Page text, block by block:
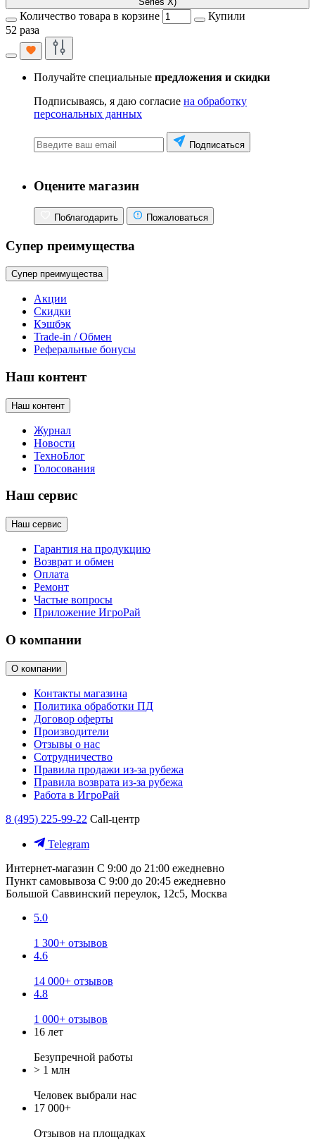
Количество товара в корзине
Купили
52 раза
Получайте специальные предложения и скидки
Подписываясь, я даю согласие на обработку
персональных данных
Подписаться
Оцените магазин
Поблагодарить Пожаловаться
Супер преимущества
Супер преимущества
Акции
Скидки
Кэшбэк
Trade-in / Обмен
Реферальные бонусы
Наш контент
Наш контент
Журнал
Новости
ТехноБлог
Голосования
Наш сервис
Наш сервис
Гарантия на продукцию
Возврат и обмен
Оплата
Ремонт
Частые вопросы
Приложение ИгроРай
О компании
О компании
Контакты магазина
Политика обработки ПД
Договор оферты
Производители
Отзывы о нас
Сотрудничество
Правила продажи из-за рубежа
Правила возврата из-за рубежа
Работа в ИгроРай
8 (495) 225-99-22 Call-центр
Telegram
Интернет-магазин С 9:00 до 21:00 ежедневно
Пункт самовывоза С 9:00 до 20:45 ежедневно
Большой Саввинский переулок, 12с5, Москва
5.0
1 300+ отзывов
4.6
14 000+ отзывов
4.8
1 000+ отзывов
16 лет
Безупречной работы
> 1 млн
Человек выбрали нас
17 000+
Отзывов на площадках